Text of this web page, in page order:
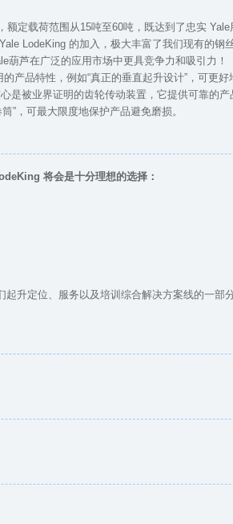
定载荷范围从15吨至60吨，既达到了忠实 Yale
LodeKing 的加入，极大丰富了我们现有的钢
葫芦在广泛的应用市场中更具竞争力和吸引力！
品特性，例如“真正的垂直起升设计”，可更好
是被业界证明的齿轮传动装置，它提供可靠的
”，可最大限度地保护产品避免磨损。
将会是十分理想的选择：
升定位、服务以及培训综合解决方案线的一部